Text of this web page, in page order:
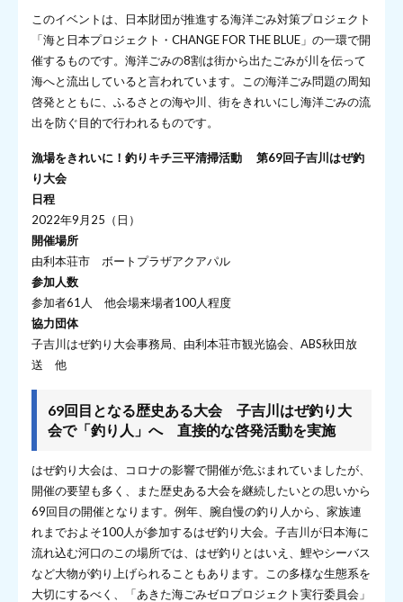
このイベントは、日本財団が推進する海洋ごみ対策プロジェクト
「海と日本プロジェクト・CHANGE FOR THE BLUE」の一環で開
催するものです。海洋ごみの8割は街から出たごみが川を伝って
海へと流出していると言われています。この海洋ごみ問題の周知
啓発とともに、ふるさとの海や川、街をきれいにし海洋ごみの流
出を防ぐ目的で行われるものです。
漁場をきれいに！釣りキチ三平清掃活動 第69回子吉川はぜ釣
り大会
日程
2022年9月25（日）
開催場所
由利本荘市 ボートプラザアクアパル
参加人数
参加者61人 他会場来場者100人程度
協力団体
子吉川はぜ釣り大会事務局、由利本荘市観光協会、ABS秋田放
送 他
69回目となる歴史ある大会 子吉川はぜ釣り大
会で「釣り人」へ 直接的な啓発活動を実施
はぜ釣り大会は、コロナの影響で開催が危ぶまれていましたが、
開催の要望も多く、また歴史ある大会を継続したいとの思いから
69回目の開催となります。例年、腕自慢の釣り人から、家族連
れまでおよそ100人が参加するはぜ釣り大会。子吉川が日本海に
流れ込む河口のこの場所では、はぜ釣りとはいえ、鯉やシーバス
など大物が釣り上げられることもあります。この多様な生態系を
大切にするべく、「あきた海ごみゼロプロジェクト実行委員会」